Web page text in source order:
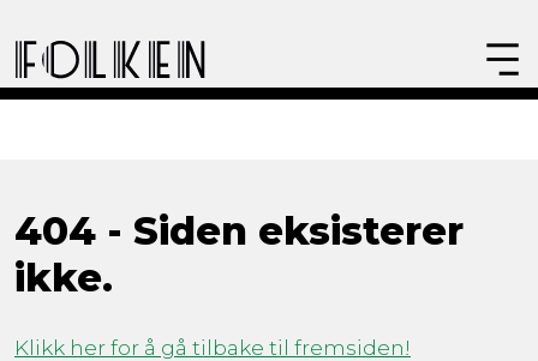
404 - Siden eksisterer
ikke.
Klikk her for å gå tilbake til fremsiden!